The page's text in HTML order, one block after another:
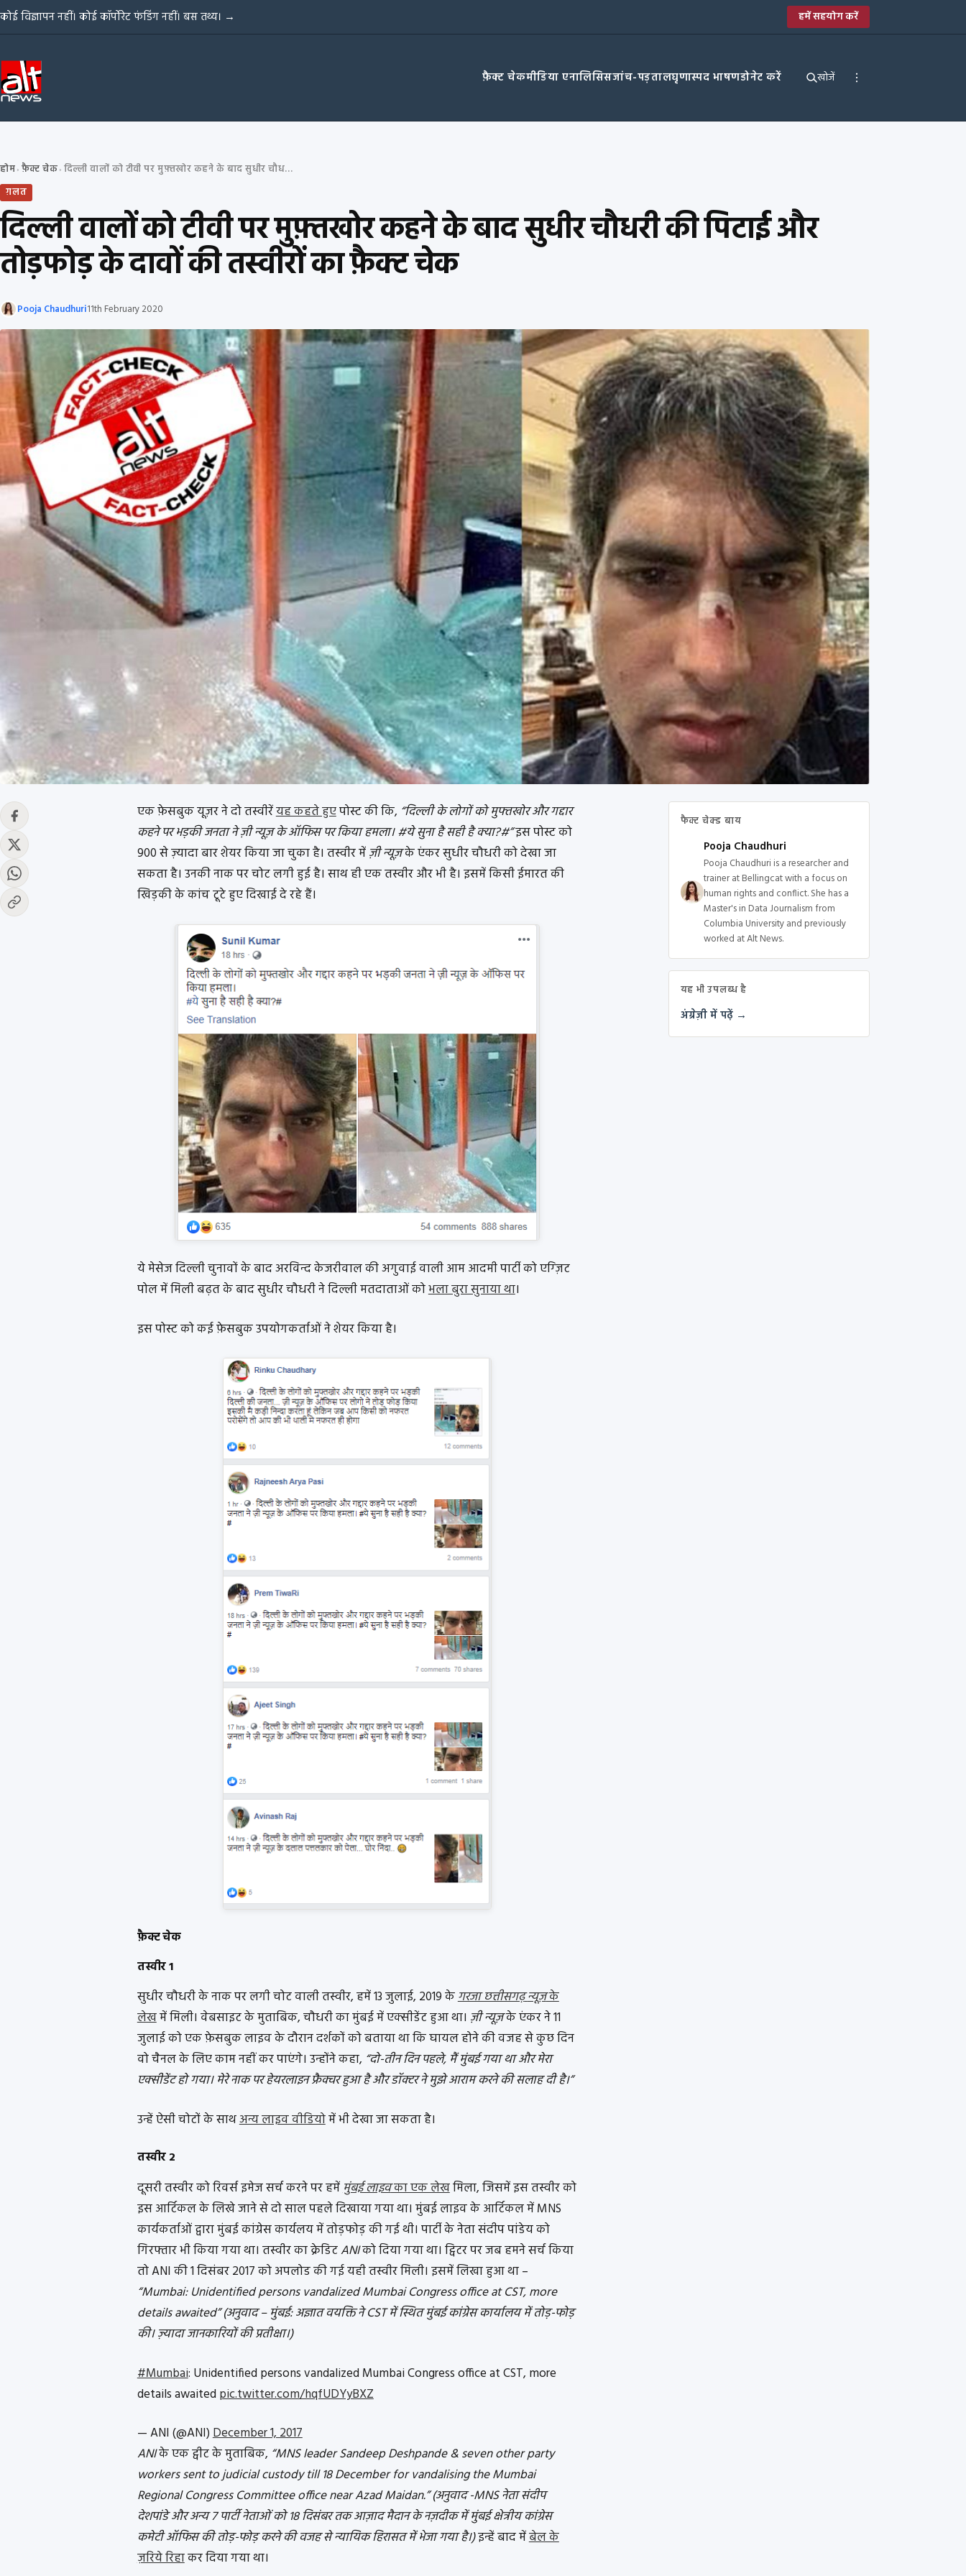
Skip to content
कोई विज्ञापन नहीं। कोई कॉर्पोरेट फंडिंग नहीं। बस तथ्य। → हमें सहयोग करें
फ़ैक्ट चेकमीडिया एनालिसिसजांच-पड़तालघृणास्पद भाषणडोनेट करें खोजें
होम› फ़ैक्ट चेक›
दिल्ली वालों को टीवी पर मुफ़्तखोर कहने के बाद सुधीर चौधरी की पिटाई और तोड़फोड़ के दावों की तस्वीरों का फ़ैक्ट चेक
ग़लत
दिल्ली वालों को टीवी पर मुफ़्तखोर कहने के बाद सुधीर चौधरी की पिटाई और
तोड़फोड़ के दावों की तस्वीरों का फ़ैक्ट चेक
Pooja Chaudhuri11th February 2020
एक फ़ेसबुक यूज़र ने दो तस्वीरेंयह कहते हुएपोस्ट की कि, “दिल्ली के लोगों को मुफ्तखोर और गद्दार
कहने पर भड़की जनता ने ज़ी न्यूज़ के ऑफिस पर किया हमला। #ये सुना है सही है क्या?#”इस पोस्ट को
900 से ज़्यादा बार शेयर किया जा चुका है। तस्वीर मेंज़ी न्यूज़के एंकर सुधीर चौधरी को देखा जा
सकता है। उनकी नाक पर चोट लगी हुई है। साथ ही एक तस्वीर और भी है। इसमें किसी ईमारत की
खिड़की के कांच टूटे हुए दिखाई दे रहे हैं।
ये मेसेज दिल्ली चुनावों के बाद अरविन्द केजरीवाल की अगुवाई वाली आम आदमी पार्टी को एग्ज़िट
पोल में मिली बढ़त के बाद सुधीर चौधरी ने दिल्ली मतदाताओं कोभला बुरा सुनाया था।
इस पोस्ट को कई फ़ेसबुक उपयोगकर्ताओं ने शेयर किया है।
फ़ैक्ट चेक
तस्वीर 1
सुधीर चौधरी के नाक पर लगी चोट वाली तस्वीर, हमें 13 जुलाई, 2019 केगरजा छत्तीसगढ़न्यूज़के
लेखमें मिली। वेबसाइट के मुताबिक, चौधरी का मुंबई में एक्सीडेंट हुआ था। ज़ी न्यूज़के एंकर ने 11
जुलाई को एक फ़ेसबुक लाइव के दौरान दर्शकों को बताया था कि घायल होने की वजह से कुछ दिन
वो चैनल के लिए काम नहीं कर पाएंगे। उन्होंने कहा, “दो-तीन दिन पहले, मैं मुंबई गया था और मेरा
एक्सीडेंट हो गया। मेरे नाक पर हेयरलाइन फ्रैक्चर हुआ है और डॉक्टर ने मुझे आराम करने की सलाह दी है।”
उन्हें ऐसी चोटों के साथअन्य लाइव वीडियोमें भी देखा जा सकता है।
तस्वीर 2
दूसरी तस्वीर को रिवर्स इमेज सर्च करने पर हमेंमुंबई लाइवका एक लेखमिला, जिसमें इस तस्वीर को
इस आर्टिकल के लिखे जाने से दो साल पहले दिखाया गया था। मुंबई लाइव के आर्टिकल में MNS
कार्यकर्ताओं द्वारा मुंबई कांग्रेस कार्यलय में तोड़फोड़ की गई थी। पार्टी के नेता संदीप पांडेय को
गिरफ्तार भी किया गया था। तस्वीर का क्रेडिटANIको दिया गया था। ट्विटर पर जब हमने सर्च किया
तो ANI की 1 दिसंबर 2017 को अपलोड की गई यही तस्वीर मिली। इसमें लिखा हुआ था –
“Mumbai: Unidentified persons vandalized Mumbai Congress office at CST, more
details awaited” (अनुवाद – मुंबई: अज्ञात वयक्ति ने CST में स्थित मुंबई कांग्रेस कार्यालय में तोड़-फोड़
की। ज़्यादा जानकारियों की प्रतीक्षा।)
#Mumbai: Unidentified persons vandalized Mumbai Congress office at CST, more
details awaited pic.twitter.com/hqfUDYyBXZ
— ANI (@ANI)December 1, 2017
ANIके एक ट्वीट के मुताबिक, “MNS leader Sandeep Deshpande & seven other party
workers sent to judicial custody till 18 December for vandalising the Mumbai
Regional Congress Committee office near Azad Maidan.” (अनुवाद -MNS नेता संदीप
देशपांडे और अन्य 7 पार्टी नेताओं को 18 दिसंबर तक आज़ाद मैदान के नज़दीक में मुंबई क्षेत्रीय कांग्रेस
कमेटी ऑफिस की तोड़-फोड़ करने की वजह से न्यायिक हिरासत में भेजा गया है।)इन्हें बाद मेंबेल के
ज़रिये रिहाकर दिया गया था।
फैक्ट चेक्ड बाय
Pooja Chaudhuri
Pooja Chaudhuri is a researcher and
trainer at Bellingcat with a focus on
human rights and conflict. She has a
Master's in Data Journalism from
Columbia University and previously
worked at Alt News.
यह भी उपलब्ध है
अंग्रेज़ी में पढ़ें →